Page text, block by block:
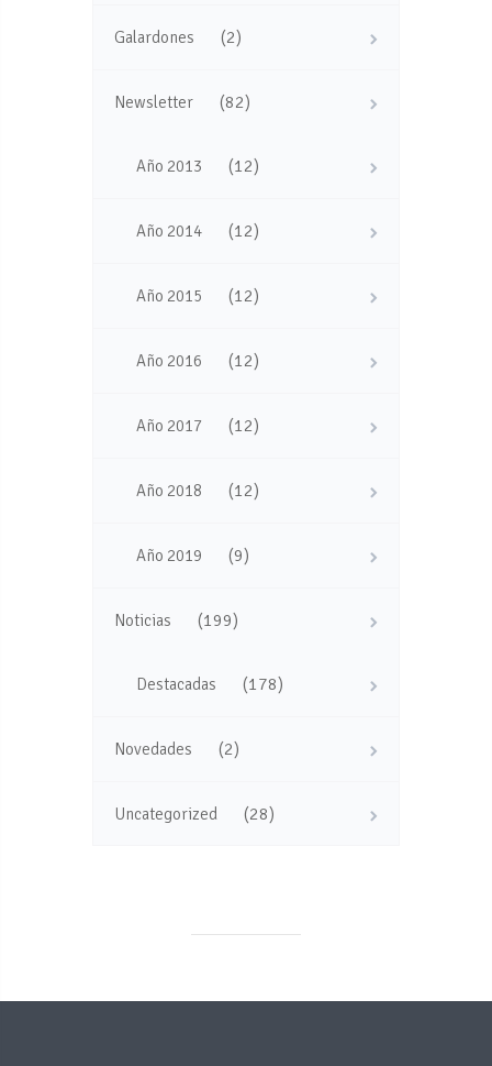
Galardones (2)
Newsletter (82)
Año 2013 (12)
Año 2014 (12)
Año 2015 (12)
Año 2016 (12)
Año 2017 (12)
Año 2018 (12)
Año 2019 (9)
Noticias (199)
Destacadas (178)
Novedades (2)
Uncategorized (28)